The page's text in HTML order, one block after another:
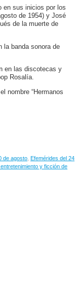
en sus inicios por los
de 1954) y José
de la muerte de
la banda sonora de
en las discotecas y
Rosalía.
nombre “Hermanos
de agosto Efemérides del 24
y ficción de